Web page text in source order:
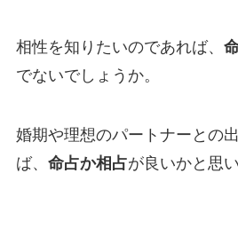
相性を知りたいのであれば、
でないでしょうか。
婚期や理想のパートナーとの
ば、 命占か相占が良いかと思い